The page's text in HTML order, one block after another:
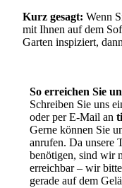
Kurz gesagt: Wenn
mit Ihnen auf dem
Garten inspiziert,
So erreichen Sie
Schreiben Sie uns
oder per E-Mail an
Gerne können Sie
anrufen. Da unsere
benötigen, sind wir
erreichbar – wir
gerade auf dem